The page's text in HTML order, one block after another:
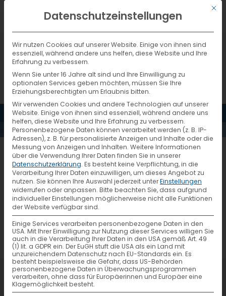
DEUTSCH
MENÜ
AKTUELLES
639_6_vtl-newstrailer-01-
2007
7. Juli 2026
VTL hat neuen Aufsichtsrat gewählt
Mit
Datenschutzeinstellungen
Wir nutzen Cookies auf unserer Website. Einige von ihnen sind
essenziell, während andere uns helfen, diese Website und Ihre
Erfahrung zu verbessern.
Wenn Sie unter 16 Jahre alt sind und Ihre Einwilligung zu
optionalen Services geben möchten, müssen Sie Ihre
Erziehungsberechtigten um Erlaubnis bitten.
Wir verwenden Cookies und andere Technologien auf unserer
Website. Einige von ihnen sind essenziell, während andere uns
helfen, diese Website und Ihre Erfahrung zu verbessern.
Personenbezogene Daten können verarbeitet werden (z. B. IP-
Adressen), z. B. für personalisierte Anzeigen und Inhalte oder die
Messung von Anzeigen und Inhalten. Weitere Informationen
über die Verwendung Ihrer Daten finden Sie in unserer
Datenschutzerklärung. Es besteht keine Verpflichtung, in die
Verarbeitung Ihrer Daten einzuwilligen, um dieses Angebot zu
nutzen. Sie können Ihre Auswahl jederzeit unterEinstellungen
widerrufen oder anpassen. Bitte beachten Sie, dass aufgrund
individueller Einstellungen möglicherweise nicht alle Funktionen
der Website verfügbar sind.
Einige Services verarbeiten personenbezogene Daten in den
USA. Mit Ihrer Einwilligung zur Nutzung dieser Services willigen Sie
auch in die Verarbeitung Ihrer Daten in den USA gemäß Art. 49
(1) lit. a GDPR ein. Der EuGH stuft die USA als ein Land mit
unzureichendem Datenschutz nach EU-Standards ein. Es
besteht beispielsweise die Gefahr, dass US-Behörden
personenbezogene Daten in Überwachungsprogrammen
verarbeiten, ohne dass für Europäerinnen und Europäer eine
Klagemöglichkeit besteht.